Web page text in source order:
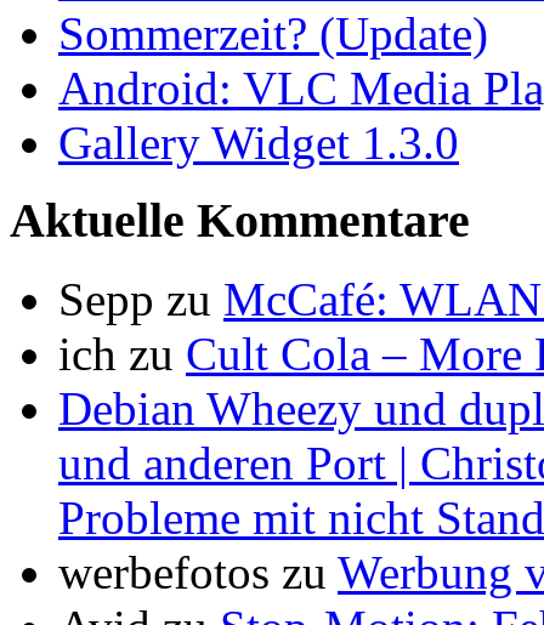
Sommerzeit? (Update)
Android: VLC Media
Gallery Widget 1.3.0
Aktuelle Kommentare
Sepp zu McCafé:
ich zu Cult Cola – More
Debian Wheezy und
und anderen Port |
Probleme mit nicht
werbefotos zu Werbung